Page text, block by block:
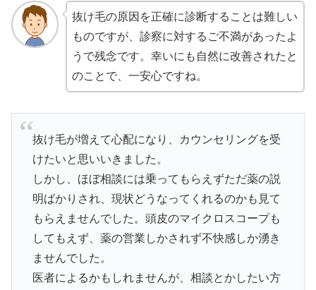
抜け毛の原因を正確に診断することは難しい
ものですが、診察に対するご不満があったよ
うで残念です。幸いにも自然に改善されたと
のことで、一安心ですね。
抜け毛が増えて心配になり、カウンセリングを受
けたいと思いいきました。
しかし、ほぼ相談には乗ってもらえずただ薬の説
明ばかりされ、現状どうなってくれるのかも見て
もらえませんでした。頭皮のマイクロスコープも
してもえず、薬の営業しかされず不快感しか湧き
ませんでした。
医者によるかもしれませんが、相談とかしたい方